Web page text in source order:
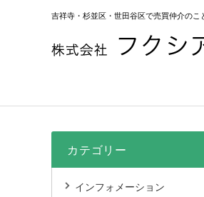
吉祥寺・杉並区・世田谷区で売買仲介のこ
カテゴリー
インフォメーション